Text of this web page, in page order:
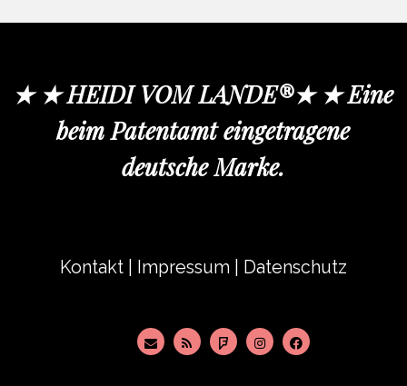
★ ★ HEIDI VOM LANDE®★ ★ Eine
beim Patentamt eingetragene
deutsche Marke.
Kontakt Impressum Datenschutz